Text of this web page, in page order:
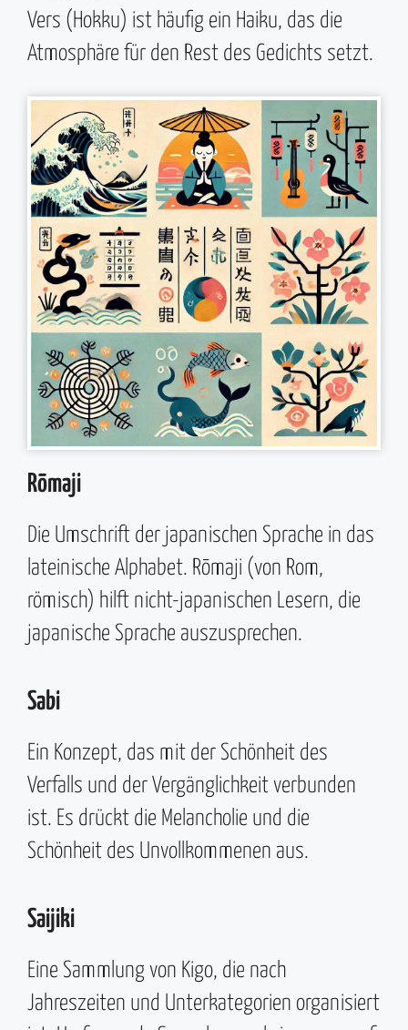
Vers (Hokku) ist häufig ein Haiku, das die
Atmosphäre für den Rest des Gedichts setzt.
Rōmaji
Die Umschrift der japanischen Sprache in das
lateinische Alphabet. Rōmaji (von Rom,
römisch) hilft nicht-japanischen Lesern, die
japanische Sprache auszusprechen.
Sabi
Ein Konzept, das mit der Schönheit des
Verfalls und der Vergänglichkeit verbunden
ist. Es drückt die Melancholie und die
Schönheit des Unvollkommenen aus.
Saijiki
Eine Sammlung von Kigo, die nach
Jahreszeiten und Unterkategorien organisiert